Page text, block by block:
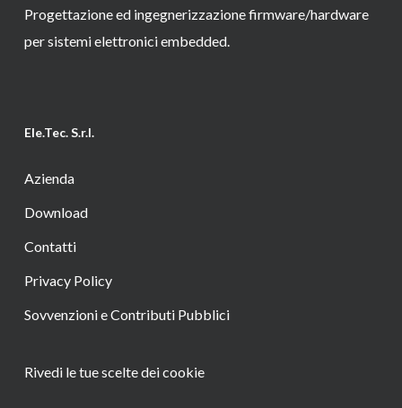
Progettazione ed ingegnerizzazione firmware/hardware
per sistemi elettronici embedded.
Ele.Tec. S.r.l.
Azienda
Download
Contatti
Privacy Policy
Sovvenzioni e Contributi Pubblici
Rivedi le tue scelte dei cookie